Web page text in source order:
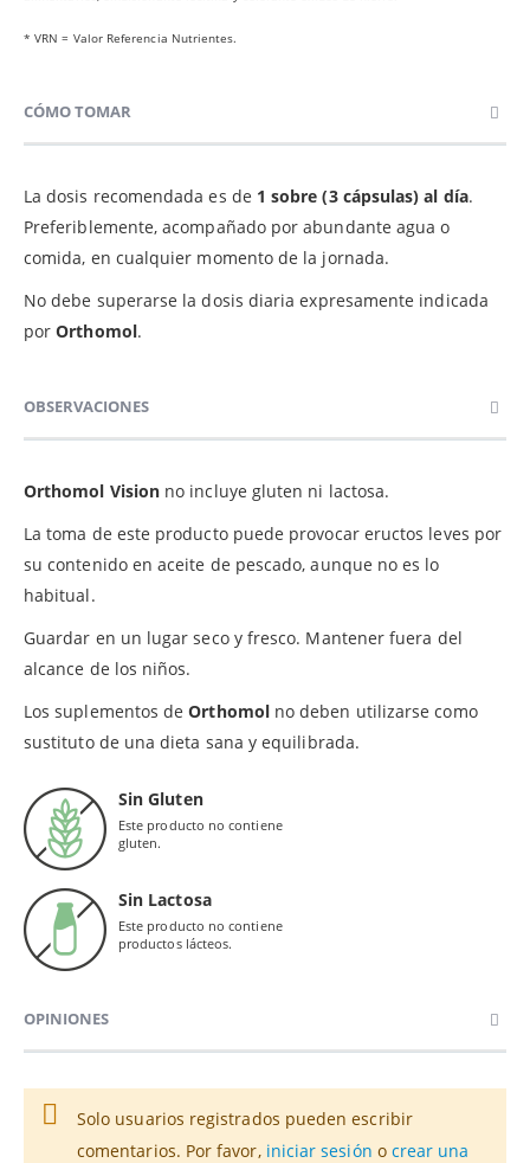
* VRN = Valor Referencia Nutrientes.
CÓMO TOMAR
La dosis recomendada es de 1 sobre (3 cápsulas) al día.
Preferiblemente, acompañado por abundante agua o
comida, en cualquier momento de la jornada.
No debe superarse la dosis diaria expresamente indicada
porOrthomol.
OBSERVACIONES
Orthomol Vision no incluye gluten ni lactosa.
La toma de este producto puede provocar eructos leves por
su contenido en aceite de pescado, aunque no es lo
habitual.
Guardar en un lugar seco y fresco. Mantener fuera del
alcance de los niños.
Los suplementos deOrthomolno deben utilizarse como
sustituto de una dieta sana y equilibrada.
Sin Gluten
Este producto no contiene
gluten.
Sin Lactosa
Este producto no contiene
productos lácteos.
OPINIONES
Solo usuarios registrados pueden escribir
comentarios. Por favor, iniciar sesión o crear una